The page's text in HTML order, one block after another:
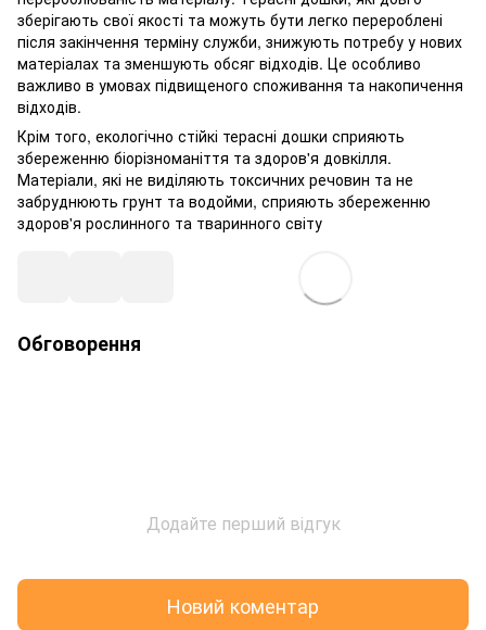
зберігають свої якості та можуть бути легко перероблені
після закінчення терміну служби, знижують потребу у нових
матеріалах та зменшують обсяг відходів. Це особливо
важливо в умовах підвищеного споживання та накопичення
відходів.
Крім того, екологічно стійкі терасні дошки сприяють
збереженню біорізноманіття та здоров'я довкілля.
Матеріали, які не виділяють токсичних речовин та не
забруднюють грунт та водойми, сприяють збереженню
здоров'я рослинного та тваринного світу
Обговорення
Додайте перший відгук
Новий коментар